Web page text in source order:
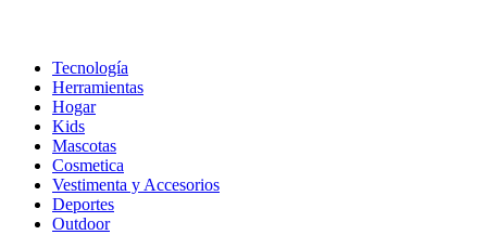
Tecnología
Herramientas
Hogar
Kids
Mascotas
Cosmetica
Vestimenta y Accesorios
Deportes
Outdoor